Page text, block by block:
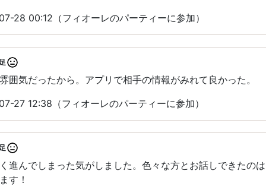
28 00:12（フィオーレのパーティーに参加）
囲気だったから。アプリで相手の情報がみれて良かった。
27 12:38（フィオーレのパーティーに参加）
進んでしまった気がしました。色々な方とお話しできたの
す！